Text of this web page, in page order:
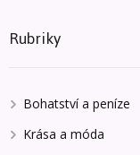
Rubriky
Bohatství a peníze
Krása a móda